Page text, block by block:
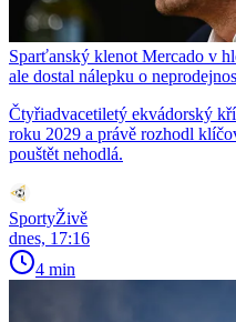
Sparťanský klenot Mercado v
ale dostal nálepku o
Čtyřiadvacetiletý ekvádorský
roku 2029 a právě rozhodl
pouštět nehodlá.
SportyŽivě
dnes, 17:16
4 min